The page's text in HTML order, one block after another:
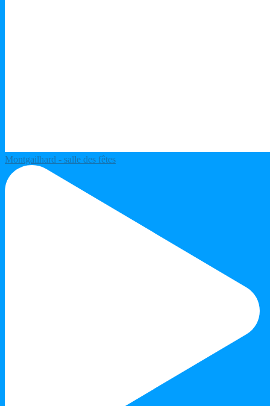
Montgailhard - salle des fêtes